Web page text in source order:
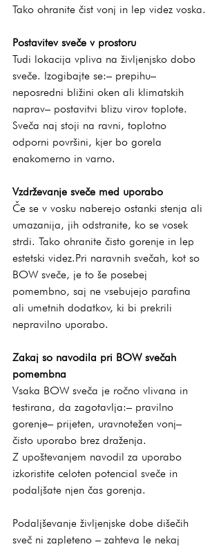
Tako ohranite čist vonj in lep videz voska.
Postavitev sveče v prostoru
Tudi lokacija vpliva na življenjsko dobo
sveče. Izogibajte se:– prepihu–
neposredni bližini oken ali klimatskih
naprav– postavitvi blizu virov toplote.
Sveča naj stoji na ravni, toplotno
odporni površini, kjer bo gorela
enakomerno in varno.
Vzdrževanje sveče med uporabo
Če se v vosku naberejo ostanki stenja ali
umazanija, jih odstranite, ko se vosek
strdi. Tako ohranite čisto gorenje in lep
estetski videz.Pri naravnih svečah, kot so
BOW sveče, je to še posebej
pomembno, saj ne vsebujejo parafina
ali umetnih dodatkov, ki bi prekrili
nepravilno uporabo.
Zakaj so navodila pri BOW svečah
pomembna
Vsaka BOW sveča je ročno vlivana in
testirana, da zagotavlja:– pravilno
gorenje– prijeten, uravnotežen vonj–
čisto uporabo brez draženja.
Z upoštevanjem navodil za uporabo
izkoristite celoten potencial sveče in
podaljšate njen čas gorenja.
Podaljševanje življenjske dobe dišečih
sveč ni zapleteno – zahteva le nekaj